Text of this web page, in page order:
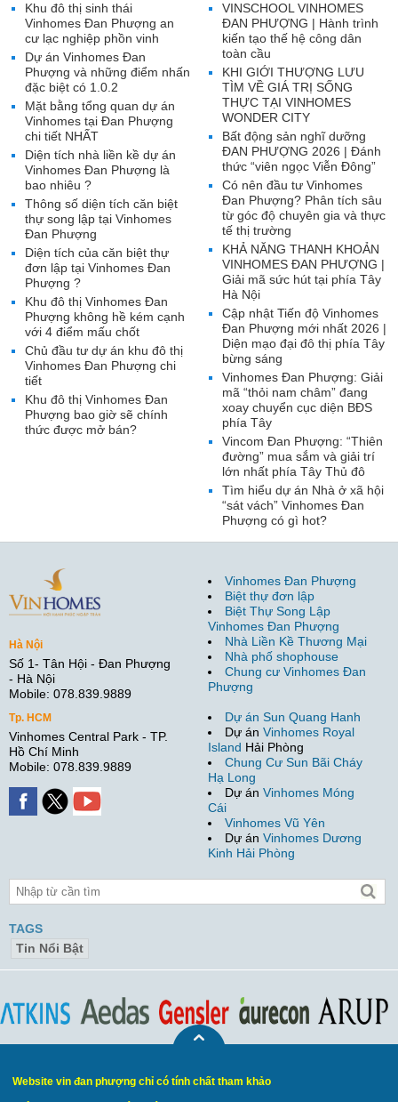
VINSCHOOL VINHOMES
ĐAN PHƯỢNG | Hành trình
kiến tạo thế hệ công dân
toàn cầu
KHI GIỚI THƯỢNG LƯU
TÌM VỀ GIÁ TRỊ SỐNG
THỰC TẠI VINHOMES
WONDER CITY
Bất động sản nghĩ dưỡng
ĐAN PHƯỢNG 2026 | Đánh
thức “viên ngọc Viễn Đông”
Có nên đầu tư Vinhomes
Đan Phượng? Phân tích sâu
từ góc độ chuyên gia và thực
tế thị trường
KHẢ NĂNG THANH KHOẢN
VINHOMES ĐAN PHƯỢNG |
Giải mã sức hút tại phía Tây
Hà Nội
Cập nhật Tiến độ Vinhomes
Đan Phượng mới nhất 2026 |
Diện mạo đại đô thị phía Tây
bừng sáng
Vinhomes Đan Phượng: Giải
mã “thỏi nam châm” đang
xoay chuyển cục diện BĐS
phía Tây
Vincom Đan Phượng: “Thiên
đường” mua sắm và giải trí
lớn nhất phía Tây Thủ đô
Tìm hiểu dự án Nhà ở xã hội
“sát vách” Vinhomes Đan
Phượng có gì hot?
Khu đô thị sinh thái
Vinhomes Đan Phượng an
cư lạc nghiệp phồn vinh
Dự án Vinhomes Đan
Phượng và những điểm nhấn
đặc biệt có 1.0.2
Mặt bằng tổng quan dự án
Vinhomes tại Đan Phượng
chi tiết NHẤT
Diện tích nhà liền kề dự án
Vinhomes Đan Phượng là
bao nhiêu ?
Thông số diện tích căn biệt
thự song lập tại Vinhomes
Đan Phượng
Diện tích của căn biệt thự
đơn lập tại Vinhomes Đan
Phượng ?
Khu đô thị Vinhomes Đan
Phượng không hề kém cạnh
với 4 điểm mấu chốt
Chủ đầu tư dự án khu đô thị
Vinhomes Đan Phượng chi
tiết
Khu đô thị Vinhomes Đan
Phượng bao giờ sẽ chính
thức được mở bán?
Hà Nội
Số 1- Tân Hội - Đan Phượng
- Hà Nội
Mobile: 078.839.9889
Tp. HCM
Vinhomes Central Park - TP.
Hồ Chí Minh
Mobile: 078.839.9889
Vinhomes Đan Phượng
Biệt thự đơn lập
Biệt Thự Song Lập
Vinhomes Đan Phượng
Nhà Liền Kề Thương Mại
Nhà phố shophouse
Chung cư Vinhomes Đan
Phượng
Dự án Sun Quang Hanh
Dự án Vinhomes Royal
Island Hải Phòng
Chung Cư Sun Bãi Cháy
Hạ Long
Dự án Vinhomes Móng
Cái
Vinhomes Vũ Yên
Dự án Vinhomes Dương
Kinh Hải Phòng
TAGS
Tin Nổi Bật
Website vin đan phượng chỉ có tính chất tham khảo